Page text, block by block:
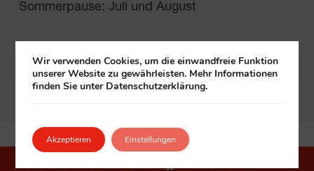
Sommerpause: Juli und August
In Google Maps öffnen
Wir verwenden Cookies, um die einwandfreie Funktion
unserer Website zu gewährleisten. Mehr Informationen
finden Sie unter Datenschutzerklärung.
Akzeptieren Einstellungen